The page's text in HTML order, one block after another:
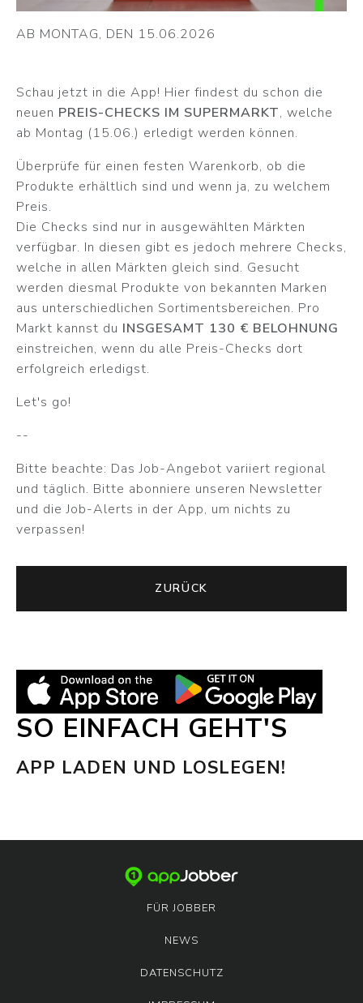
AB MONTAG, DEN 15.06.2026
Schau jetzt in die App! Hier findest du schon die
neuen PREIS-CHECKS IM SUPERMARKT, welche
ab Montag (15.06.) erledigt werden können.
Überprüfe für einen festen Warenkorb, ob die
Produkte erhältlich sind und wenn ja, zu welchem
Preis.
Die Checks sind nur in ausgewählten Märkten
verfügbar. In diesen gibt es jedoch mehrere Checks,
welche in allen Märkten gleich sind. Gesucht
werden diesmal Produkte von bekannten Marken
aus unterschiedlichen Sortimentsbereichen. Pro
Markt kannst du INSGESAMT 130 € BELOHNUNG
einstreichen, wenn du alle Preis-Checks dort
erfolgreich erledigst.
Let's go!
--
Bitte beachte: Das Job-Angebot variiert regional
und täglich. Bitte abonniere unseren Newsletter
und die Job-Alerts in der App, um nichts zu
verpassen!
ZURÜCK
SO EINFACH GEHT'S
APP LADEN UND LOSLEGEN!
FÜR JOBBER
NEWS
DATENSCHUTZ